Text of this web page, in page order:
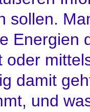
sollen.
Energien
oder
damit
und